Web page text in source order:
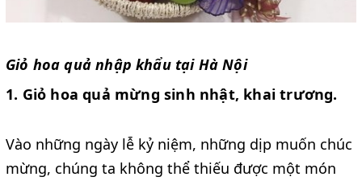
Giỏ hoa quả nhập khẩu tại Hà Nội
1. Giỏ hoa quả mừng sinh nhật, khai trương.
Vào những ngày lễ kỷ niệm, những dịp muốn chúc
mừng, chúng ta không thể thiếu được một món